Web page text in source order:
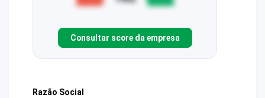
Consultar score da empresa
Razão Social